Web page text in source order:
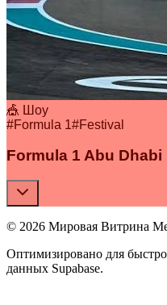
🎪 Шоу
#Formula 1#Festival
Formula 1 Abu Dhabi
© 2026 Мировая Витрина
Оптимизировано для
данных Supabase.